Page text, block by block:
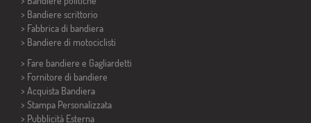
> Bandiere scrittorio
> Fabbrica di bandiera
> Bandiere di motociclisti
> Fare bandiere e Gagliardetti
> Fornitore di bandiere
> Acquista Bandiera
> Stampa Personalizzata
> Pubblicità Esterna